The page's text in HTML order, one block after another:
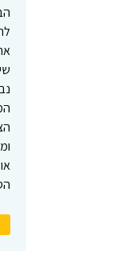
ת